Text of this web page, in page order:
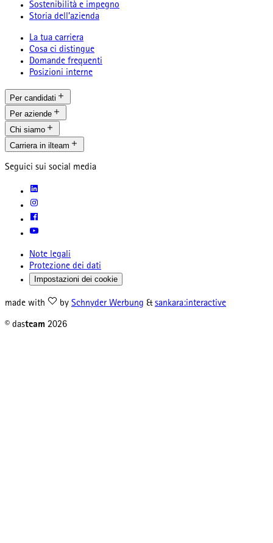
Sostenibilità e impegno
Storia dell’azienda
La tua carriera
Cosa ci distingue
Domande frequenti
Posizioni interne
Per candidati
Per aziende
Chi siamo
Carriera in ilteam
Seguici sui social media
Note legali
Protezione dei dati
Impostazioni dei cookie
made with by Schnyder Werbung & sankara:interactive
© dasteam 2026